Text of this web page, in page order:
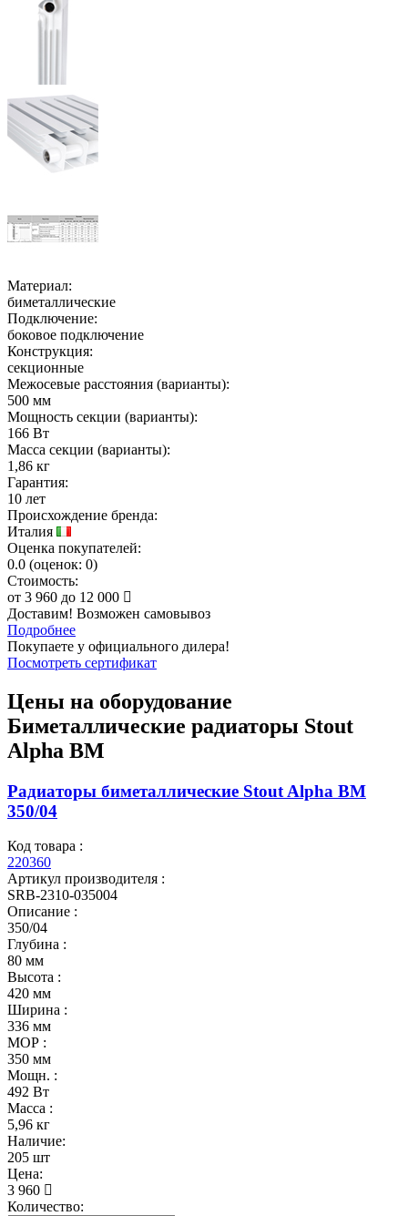
Материал:
биметаллические
Подключение:
боковое подключение
Конструкция:
секционные
Межосевые расстояния (варианты):
500 мм
Мощность секции (варианты):
166 Вт
Масса секции (варианты):
1,86 кг
Гарантия:
10 лет
Происхождение бренда:
Италия
Оценка покупателей:
0.0 (оценок: 0)
Стоимость:
от 3 960 до 12 000
Доставим! Возможен самовывоз
Подробнее
Покупаете у официального дилера!
Посмотреть сертификат
Цены на оборудование
Биметаллические радиаторы Stout
Alpha BM
Радиаторы биметаллические Stout Alpha BM
350/04
Код товара :
220360
Артикул производителя :
SRB-2310-035004
Описание :
350/04
Глубина :
80 мм
Высота :
420 мм
Ширина :
336 мм
МОР :
350 мм
Мощн. :
492 Вт
Масса :
5,96 кг
Наличие:
205 шт
Цена:
3 960
Количество: